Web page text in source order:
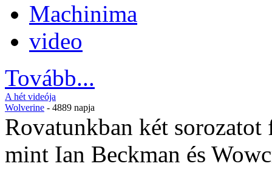
Machinima
video
Tovább...
A hét videója
Wolverine - 4889 napja
Rovatunkban két
mint Ian Beckman és